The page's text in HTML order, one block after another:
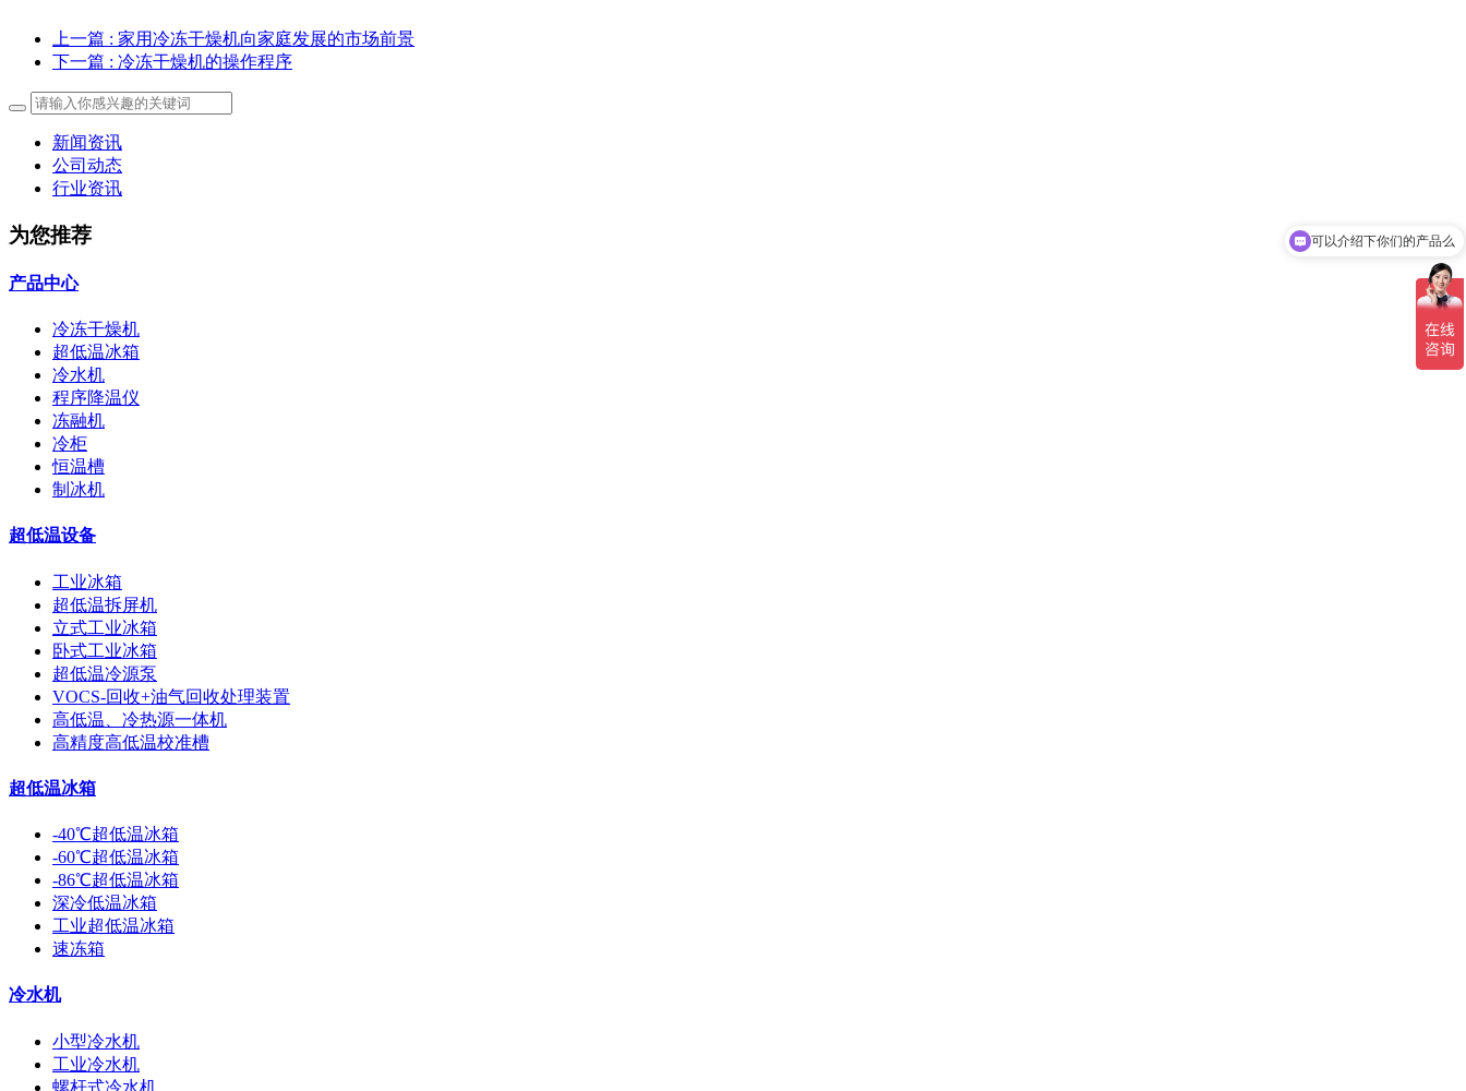
上一篇 : 家用冷冻干燥机向家庭发展的市场前景
下一篇 : 冷冻干燥机的操作程序
新闻资讯
公司动态
行业资讯
为您推荐
产品中心
冷冻干燥机
超低温冰箱
冷水机
程序降温仪
冻融机
冷柜
恒温槽
制冰机
超低温设备
工业冰箱
超低温拆屏机
立式工业冰箱
卧式工业冰箱
超低温冷源泵
VOCS-回收+油气回收处理装置
高低温、冷热源一体机
高精度高低温校准槽
超低温冰箱
-40℃超低温冰箱
-60℃超低温冰箱
-86℃超低温冰箱
深冷低温冰箱
工业超低温冰箱
速冻箱
冷水机
小型冷水机
工业冷水机
螺杆式冷水机
可以介绍下你们的产品么
你们是怎么收费的呢